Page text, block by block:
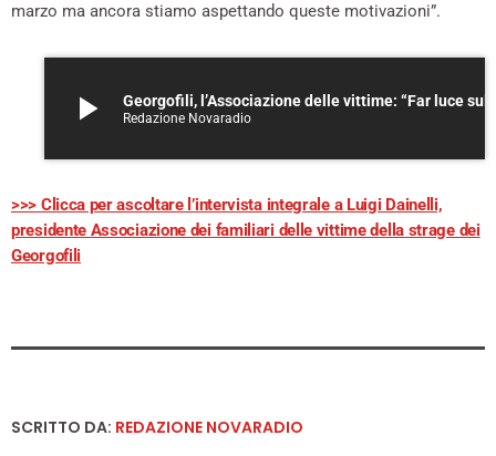
marzo ma ancora stiamo aspettando queste motivazioni”.
play_arrow Redazione Novaradio
>>> Clicca per ascoltare l’intervista integrale a Luigi Dainelli,
presidente Associazione dei familiari delle vittime della strage dei
Georgofili
SCRITTO DA: REDAZIONE NOVARADIO